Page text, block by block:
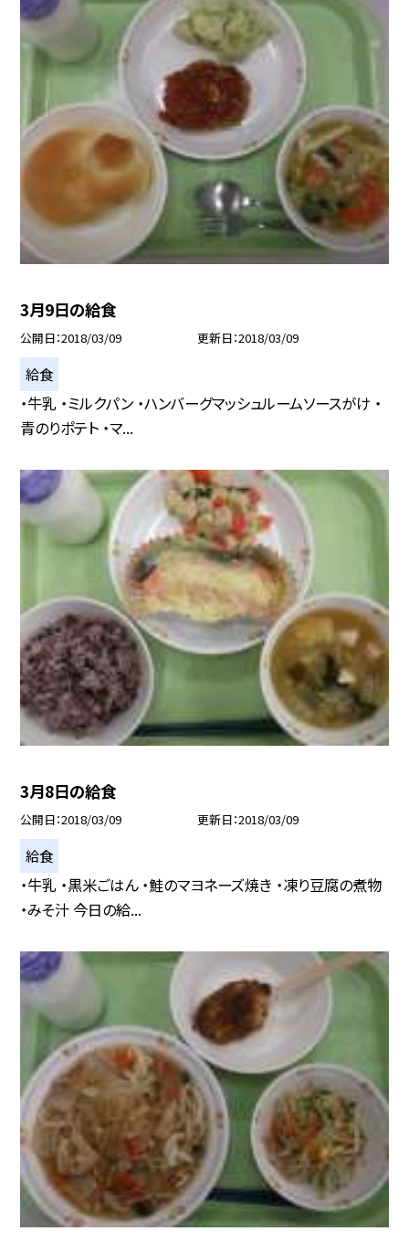
3月9日の給食
公開日 2018/03/09 更新日 2018/03/09
給食
・牛乳 ・ミルクパン ・ハンバーグマッシュルームソースがけ ・
青のりポテト ・マ...
3月8日の給食
公開日 2018/03/09 更新日 2018/03/09
給食
・牛乳 ・黒米ごはん ・鮭のマヨネーズ焼き ・凍り豆腐の煮物
・みそ汁 今日の給...